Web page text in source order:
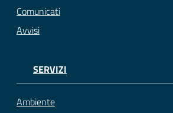
Comunicati
Avvisi
SERVIZI
Ambiente